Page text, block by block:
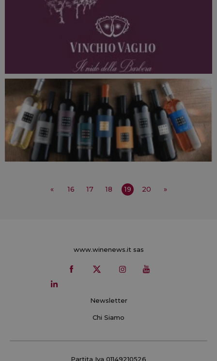
« 16 17 18 19 20 »
www.winenews.it sas
Newsletter
Chi Siamo
Partita Iva 01149210526